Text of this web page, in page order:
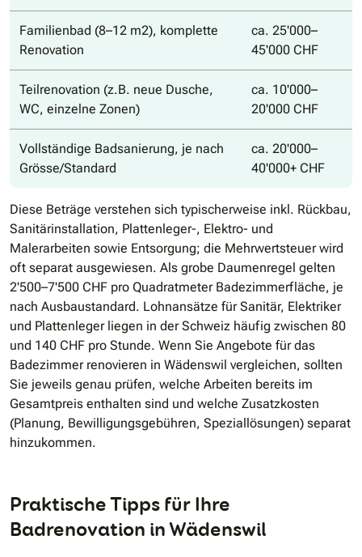
Familienbad (8–12 m2), komplette
Renovation
ca. 25'000–
45'000 CHF
Teilrenovation (z.B. neue Dusche,
WC, einzelne Zonen)
ca. 10'000–
20'000 CHF
Vollständige Badsanierung, je nach
Grösse/Standard
ca. 20'000–
40'000+ CHF
Diese Beträge verstehen sich typischerweise inkl. Rückbau,
Sanitärinstallation, Plattenleger-, Elektro- und
Malerarbeiten sowie Entsorgung; die Mehrwertsteuer wird
oft separat ausgewiesen. Als grobe Daumenregel gelten
2'500–7'500 CHF pro Quadratmeter Badezimmerfläche, je
nach Ausbaustandard. Lohnansätze für Sanitär, Elektriker
und Plattenleger liegen in der Schweiz häufig zwischen 80
und 140 CHF pro Stunde. Wenn Sie Angebote für das
Badezimmer renovieren in Wädenswil vergleichen, sollten
Sie jeweils genau prüfen, welche Arbeiten bereits im
Gesamtpreis enthalten sind und welche Zusatzkosten
(Planung, Bewilligungsgebühren, Speziallösungen) separat
hinzukommen.
Praktische Tipps für Ihre
Badrenovation in Wädenswil